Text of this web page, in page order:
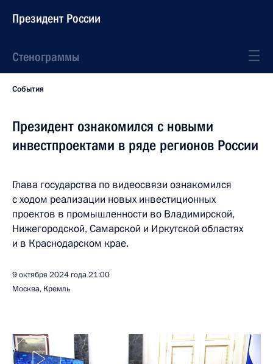
Президент России
Стенограммы
События
Президент ознакомился с новыми
инвестпроектами в ряде регионов России
Глава государства по видеосвязи ознакомился
с ходом реализации новых инвестиционных
проектов в промышленности во Владимирской,
Нижегородской, Самарской и Иркутской областях
и в Краснодарском крае.
9 октября 2024 года21:00
Москва, Кремль